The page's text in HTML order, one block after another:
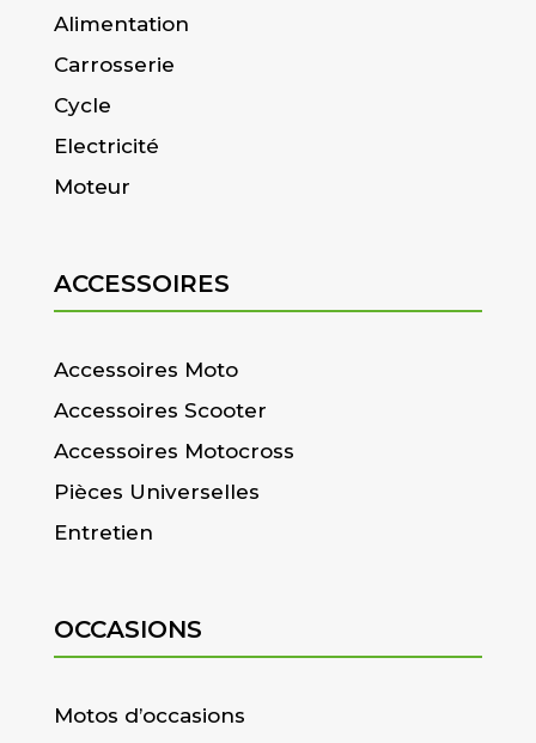
Alimentation
Carrosserie
Cycle
Electricité
Moteur
ACCESSOIRES
Accessoires Moto
Accessoires Scooter
Accessoires Motocross
Pièces Universelles
Entretien
OCCASIONS
Motos d’occasions